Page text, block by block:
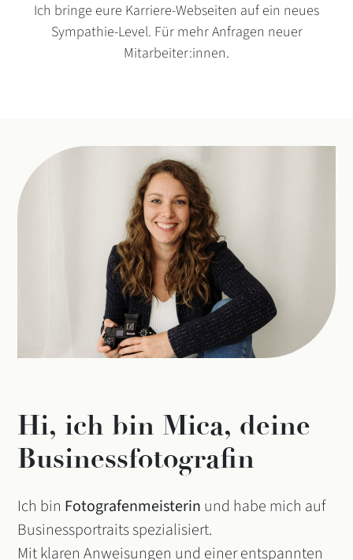
Ich bringe eure Karriere-Webseiten auf ein neues
Sympathie-Level. Für mehr Anfragen neuer
Mitarbeiter:innen.
Hi, ich bin Mica, deine
Businessfotografin
Ich bin Fotografenmeisterin und habe mich auf
Businessportraits spezialisiert.
Mit klaren Anweisungen und einer entspannten